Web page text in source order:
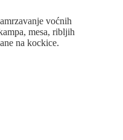
voćnih
mesa, ribljih
na kockice.